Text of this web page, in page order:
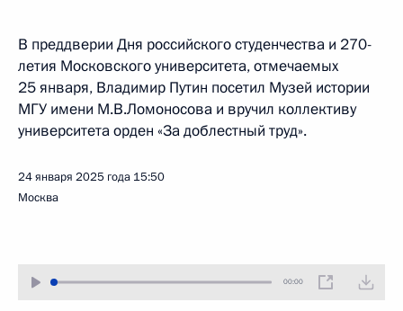
В преддверии Дня российского студенчества и 270-
летия Московского университета, отмечаемых
25 января, Владимир Путин посетил Музей истории
МГУ имени М.В.Ломоносова и вручил коллективу
университета орден «За доблестный труд».
24 января 2025 года 15:50
Москва
00:00